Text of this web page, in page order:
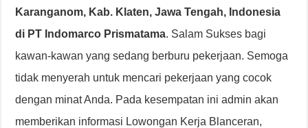
Karanganom, Kab. Klaten, Jawa Tengah, Indonesia
di PT Indomarco Prismatama. Salam Sukses bagi
kawan-kawan yang sedang berburu pekerjaan. Semoga
tidak menyerah untuk mencari pekerjaan yang cocok
dengan minat Anda. Pada kesempatan ini admin akan
memberikan informasi Lowongan Kerja Blanceran,